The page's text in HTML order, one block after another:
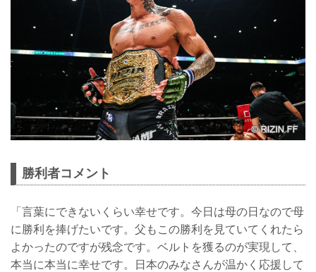
勝利者コメント
「言葉にできないくらい幸せです。今日は母の日なので母
に勝利を捧げたいです。父もこの勝利を見ていてくれたら
よかったのですが残念です。ベルトを獲るのが実現して、
本当に本当に幸せです。日本のみなさんが温かく応援して